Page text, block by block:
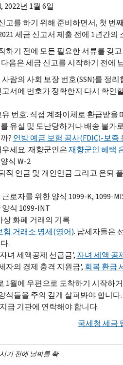
2022년 1월 6일
고를 하기 위해 준비하면서, 첫 번
세금 신고서 제출 전에 1년간의
하기 전에 모든 필요한 서류를 갖
음은 세금 신고를 시작하기 전에
람의 사회 보장 번호(SSN)를 정
서에 번호가 정확한지 다시 확인
번호. 직접 계좌이체로 환급받을
유실 및 도난당하거나 배송 불가
? 연방 예금 보험 공사(FDIC)-보증
세요. 재향군인은재향군인 혜택
식 W-2
직 연금 및 개인연금 그리고 은퇴
로자를 위한 양식 1099-K, 1099-
식 1099-INT
상 화폐 거래의 기록
험 거래소 명세(영어). 납세자들은
.
녀 세액공제 선급금', 자녀 세액 공
자의 경제 충격 지원금', 회복 환급
1월에 우편으로 도착하기 시작하
식들을 주의 깊게 살펴봐야 합니
급 기관에 연락해야 합니다.
국세청 세금
기 전에 날짜를 확